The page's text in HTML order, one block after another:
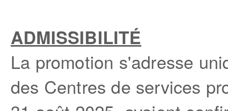
ADMISSIBILITÉ
La promotion s'adresse
des Centres de services